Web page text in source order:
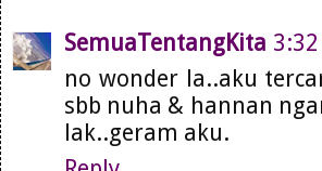
SemuaTentangKita
no wonder la..aku
sbb nuha & hannan
lak..geram aku.